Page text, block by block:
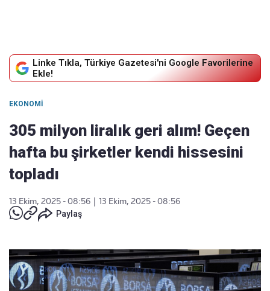
Linke Tıkla, Türkiye Gazetesi'ni Google Favorilerine
Ekle!
EKONOMI
305 milyon liralık geri alım! Geçen
hafta bu şirketler kendi hissesini
topladı
13 Ekim, 2025 - 08:56
13 Ekim, 2025 - 08:56
Paylaş